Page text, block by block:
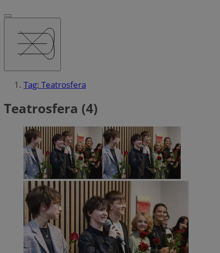
Tag: Teatrosfera
Teatrosfera (4)